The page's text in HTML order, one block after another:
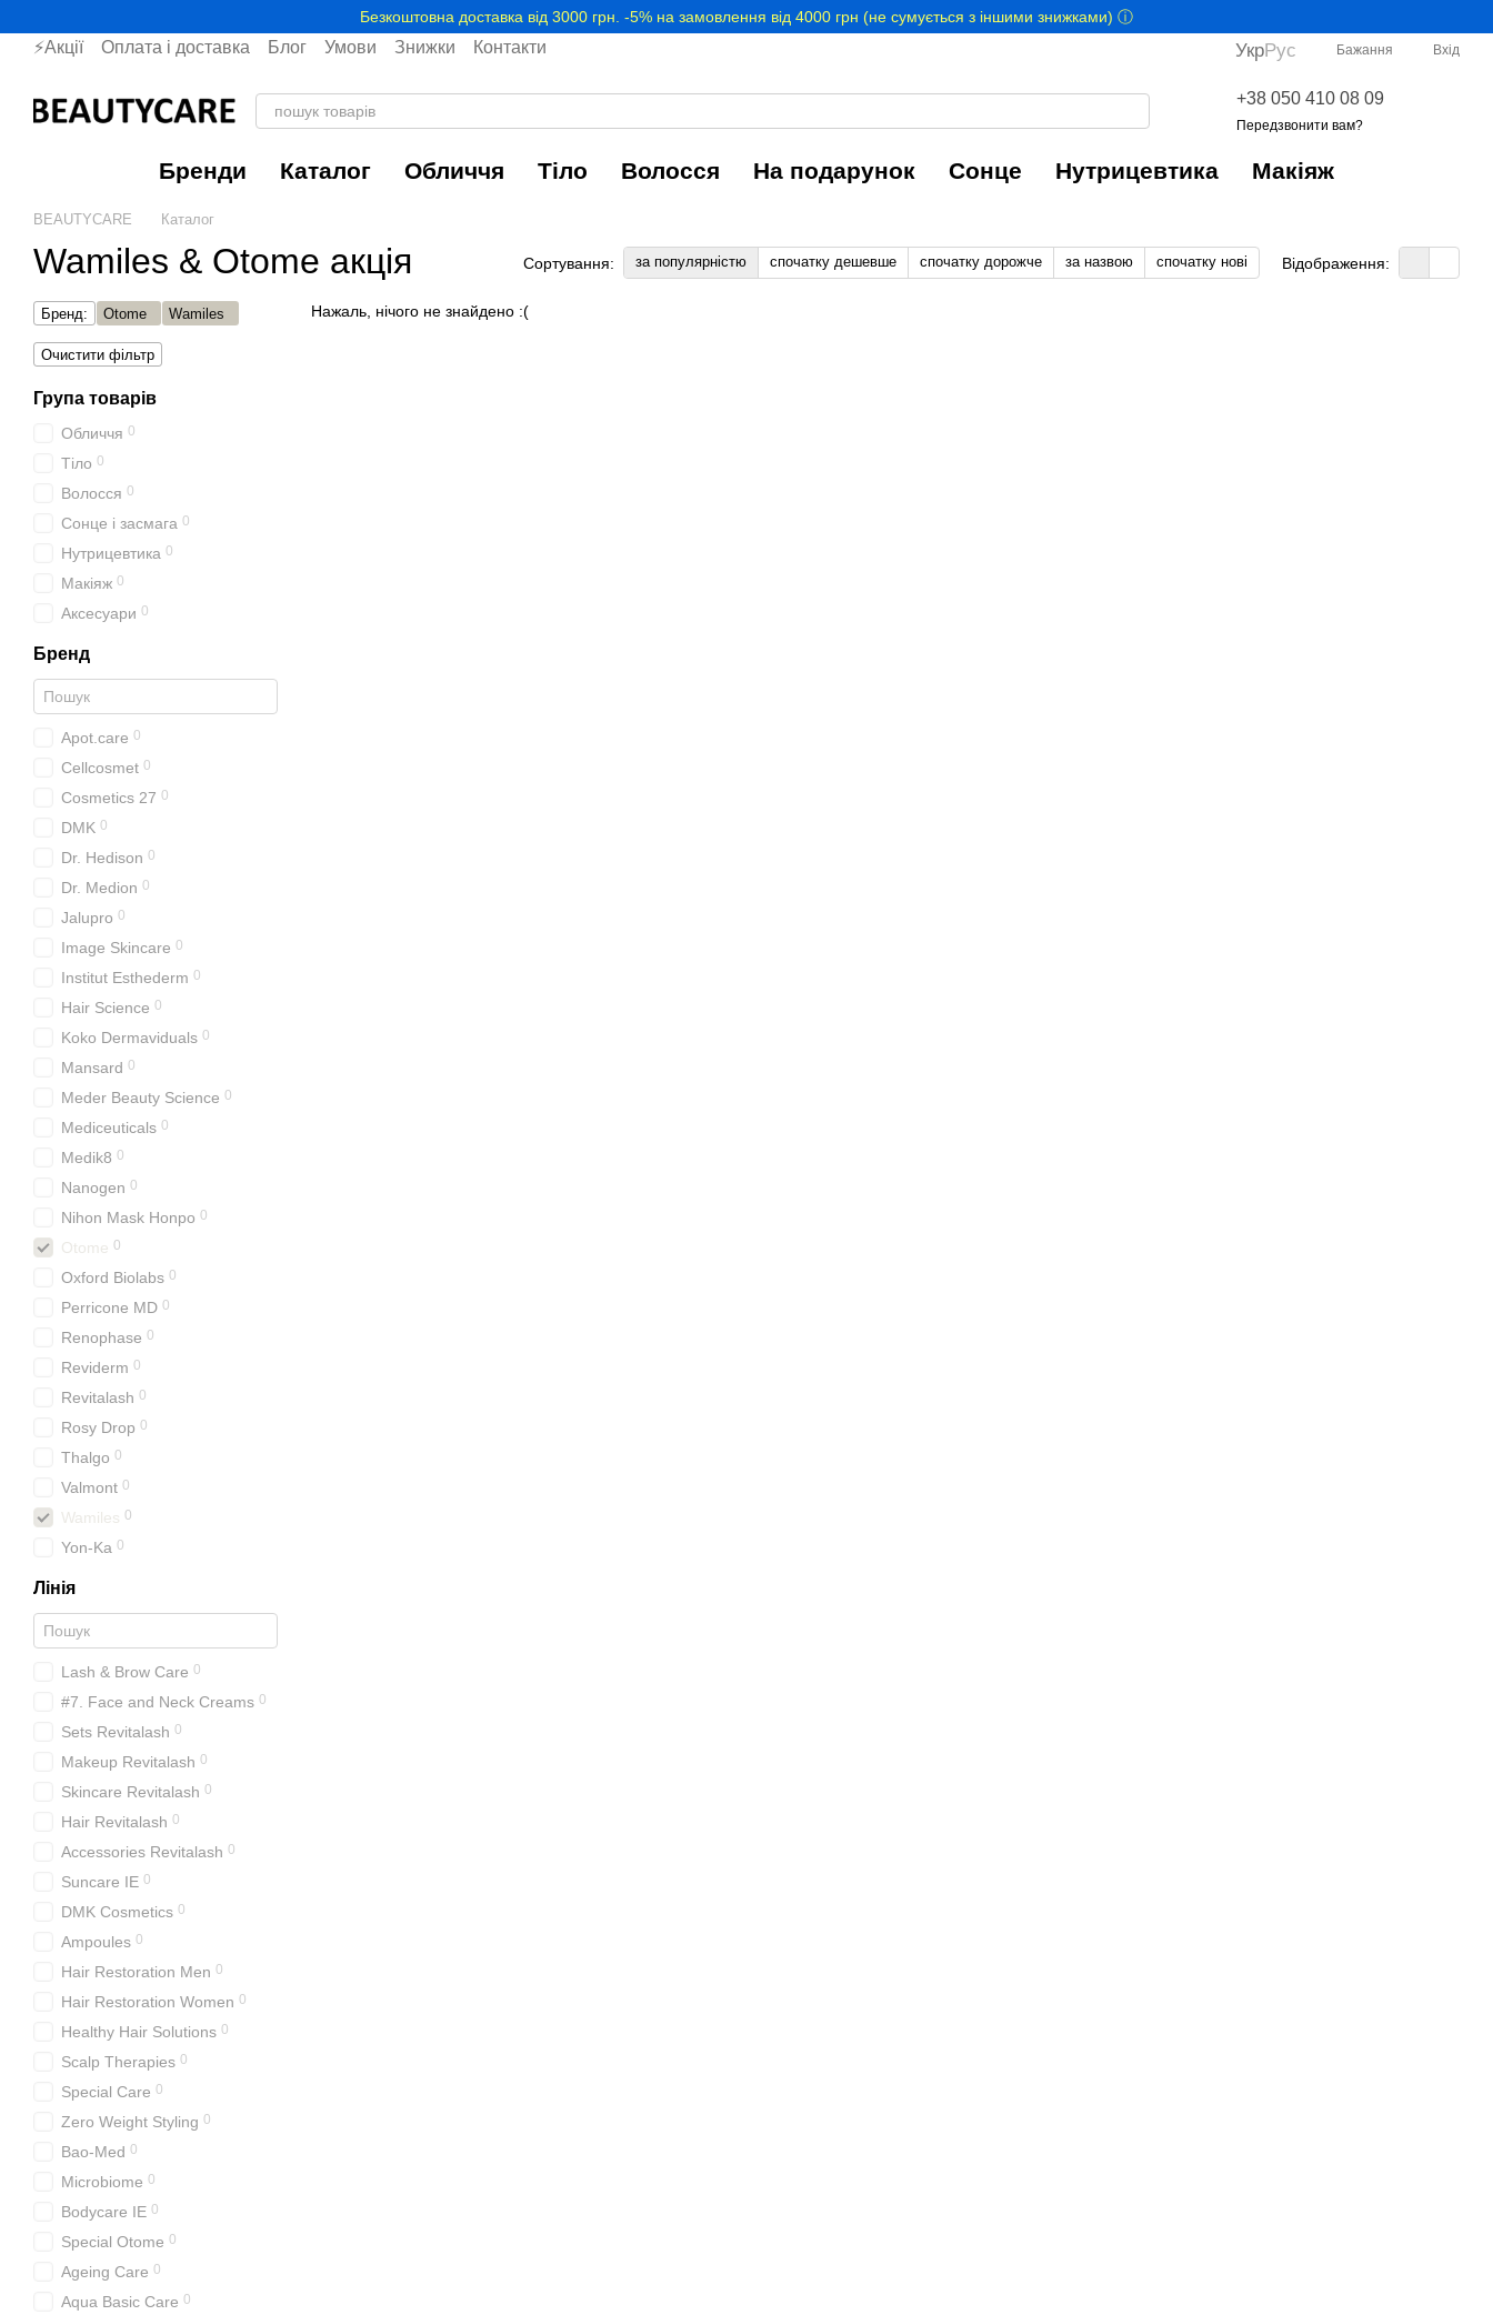
Безкоштовна доставка від 3000 грн. -5% на замовлення від 4000 грн (не сумується з іншими знижками) ⓘ
⚡Акції Оплата і доставка Блог Умови Знижки Контакти УкрРус Бажання Вхід
+38 050 410 08 09
Передзвонити вам?
Бренди Каталог Обличчя Тіло Волосся На подарунок Сонце Нутрицевтика Макіяж
BEAUTYCARE Каталог
Wamiles & Otome акція Сортування: за популярністю спочатку дешевше спочатку дорожче за назвою спочатку нові Відображення:
Нажаль, нічого не знайдено :(
Бренд: Otome Wamiles
Очистити фільтр
Група товарів
Обличчя 0
Тіло 0
Волосся 0
Сонце і засмага 0
Нутрицевтика 0
Макіяж 0
Аксесуари 0
Бренд
Apot.care 0
Cellcosmet 0
Cosmetics 27 0
DMK 0
Dr. Hedison 0
Dr. Medion 0
Jalupro 0
Image Skincare 0
Institut Esthederm 0
Hair Science 0
Koko Dermaviduals 0
Mansard 0
Meder Beauty Science 0
Mediceuticals 0
Medik8 0
Nanogen 0
Nihon Mask Honpo 0
Otome 0
Oxford Biolabs 0
Perricone MD 0
Renophase 0
Reviderm 0
Revitalash 0
Rosy Drop 0
Thalgo 0
Valmont 0
Wamiles 0
Yon-Ka 0
Лінія
Lash & Brow Care 0
#7. Face and Neck Creams 0
Sets Revitalash 0
Makeup Revitalash 0
Skincare Revitalash 0
Hair Revitalash 0
Accessories Revitalash 0
Suncare IE 0
DMK Cosmetics 0
Ampoules 0
Hair Restoration Men 0
Hair Restoration Women 0
Healthy Hair Solutions 0
Scalp Therapies 0
Special Care 0
Zero Weight Styling 0
Bao-Med 0
Microbiome 0
Bodycare IE 0
Special Otome 0
Ageing Care 0
Aqua Basic Care 0